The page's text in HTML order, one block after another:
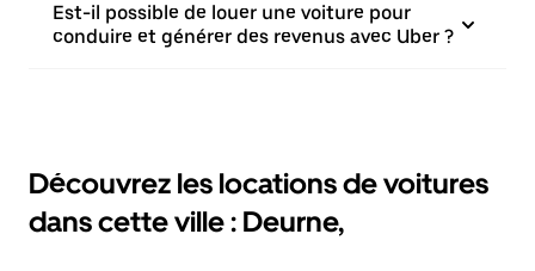
Est-il possible de louer une voiture pour
conduire et générer des revenus avec Uber ?
Découvrez les locations de voitures
dans cette ville : Deurne,